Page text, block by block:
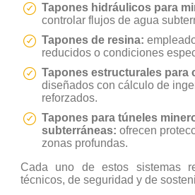
Tapones hidráulicos para
controlar flujos de agua
Tapones de resina:
reducidos o condiciones
Tapones estructurales para
diseñados con cálculo de
reforzados.
Tapones para túneles
subterráneas: ofrecen
zonas profundas.
Cada uno de estos sistemas
técnicos, de seguridad y de